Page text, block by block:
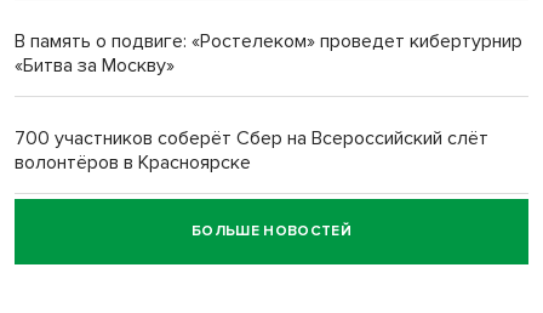
Обновлённое отделение ВТБ открылось в Искитиме
В память о подвиге: «Ростелеком» проведет кибертурнир
«Битва за Москву»
700 участников соберёт Сбер на Всероссийский слёт
волонтёров в Красноярске
Честный выбор: видеонаблюдение обеспечит
объективность результатов ЕДГ в Новосибирской
БОЛЬШЕ НОВОСТЕЙ